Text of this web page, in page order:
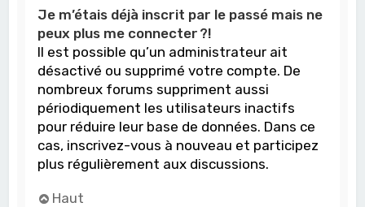
Je m’étais déjà inscrit par le passé mais ne
peux plus me connecter ?!
Il est possible qu’un administrateur ait
désactivé ou supprimé votre compte. De
nombreux forums suppriment aussi
périodiquement les utilisateurs inactifs
pour réduire leur base de données. Dans ce
cas, inscrivez-vous à nouveau et participez
plus régulièrement aux discussions.
Haut